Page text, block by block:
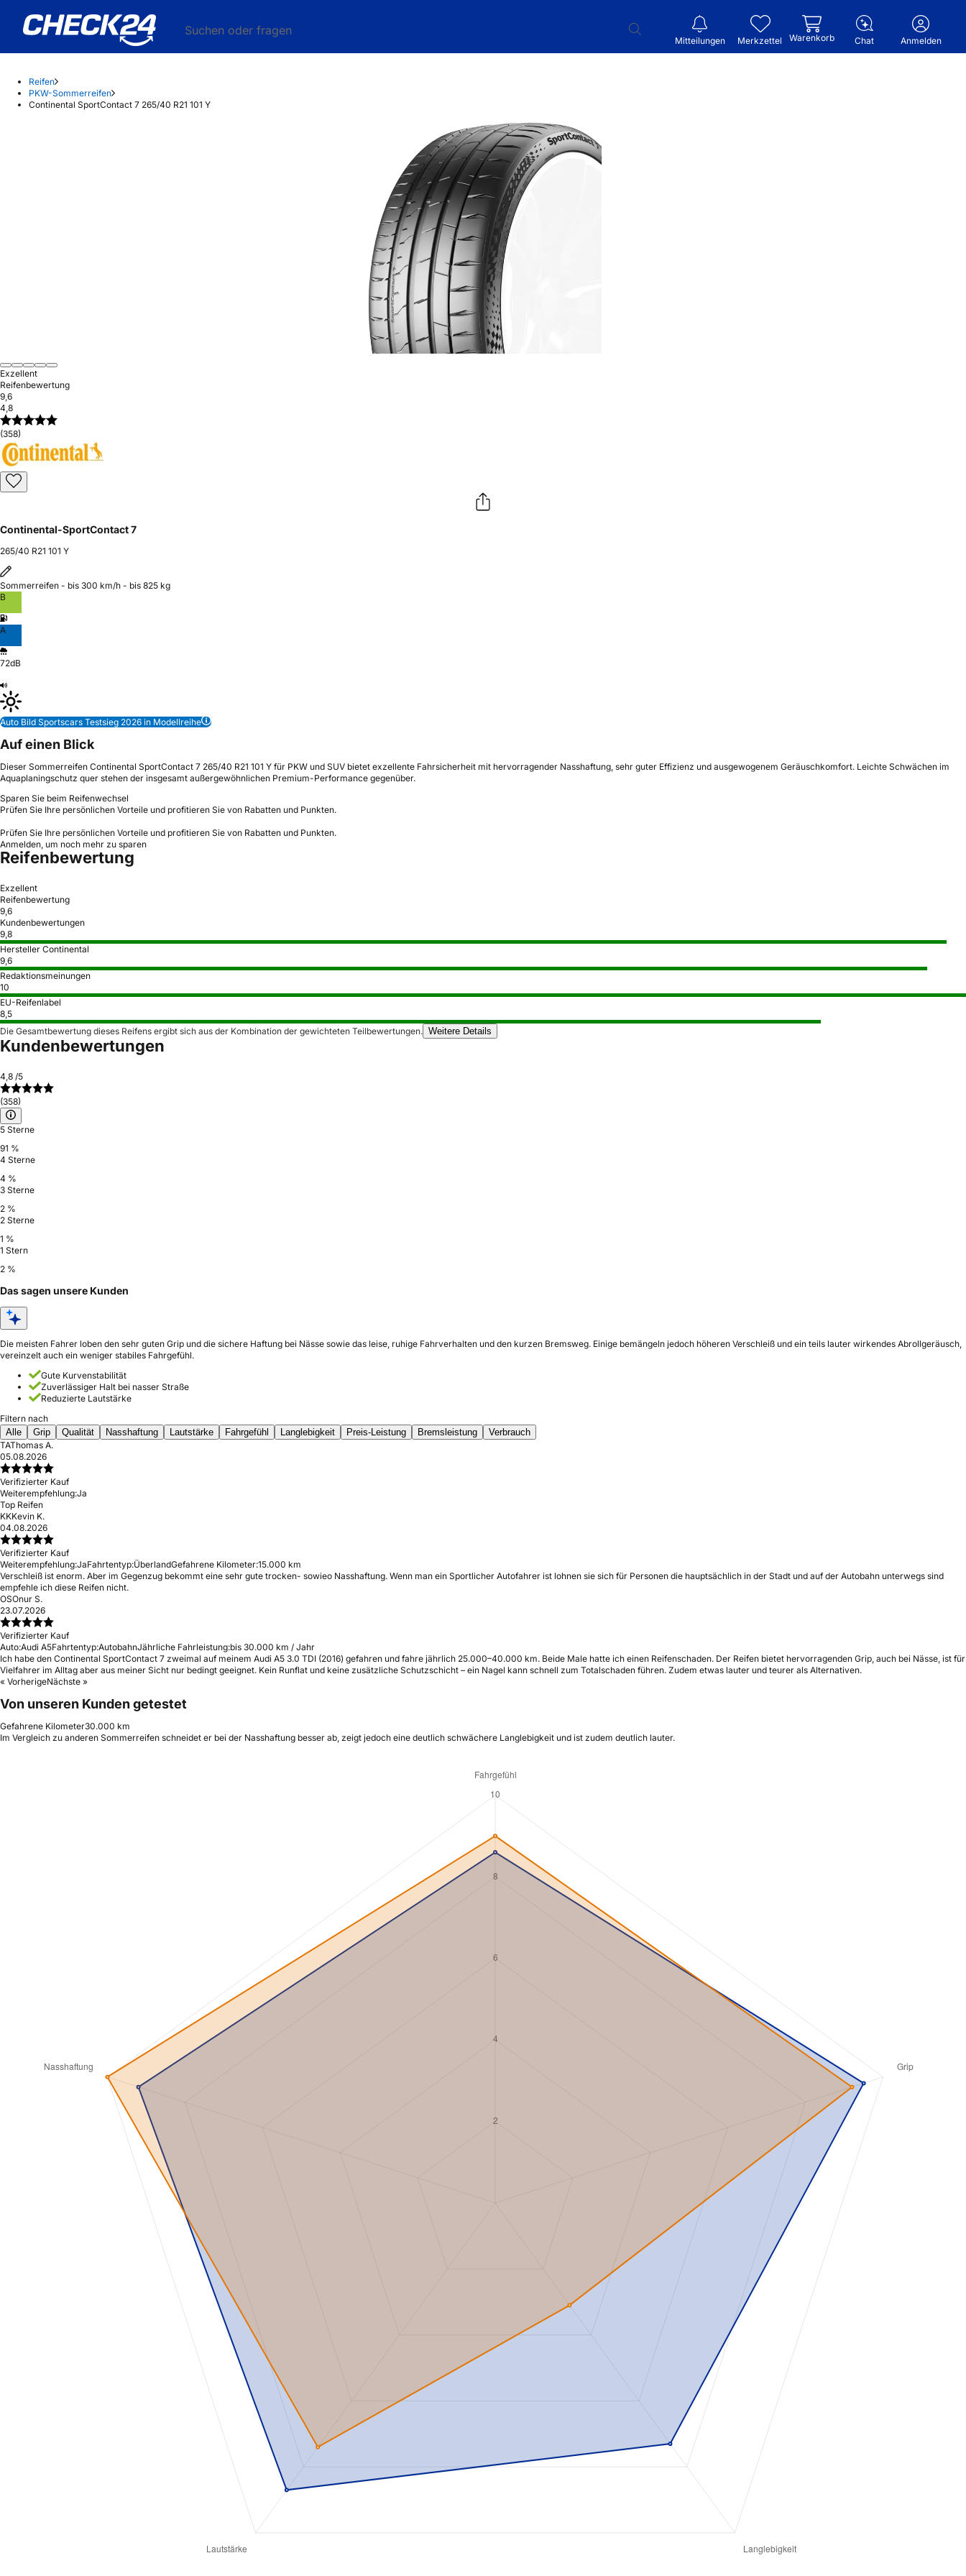
Suchen oder fragen
Mitteilungen Merkzettel Warenkorb Chat Anmelden
Reifen
PKW-Sommerreifen
Continental SportContact 7 265/40 R21 101 Y
Exzellent
Reifenbewertung
9,6
4,8
(358)
Continental-SportContact 7
265/40 R21 101 Y
Sommerreifen - bis 300 km/h - bis 825 kg
B
A
72dB
Auto Bild Sportscars Testsieg 2026 in Modellreihe
Auf einen Blick
Dieser Sommerreifen Continental SportContact 7 265/40 R21 101 Y für PKW und SUV bietet exzellente Fahrsicherheit mit hervorragender Nasshaftung, sehr guter Effizienz und ausgewogenem Geräuschkomfort. Leichte Schwächen im
Aquaplaningschutz quer stehen der insgesamt außergewöhnlichen Premium-Performance gegenüber.
Sparen Sie beim Reifenwechsel
Prüfen Sie Ihre persönlichen Vorteile und profitieren Sie von Rabatten und Punkten.
Prüfen Sie Ihre persönlichen Vorteile und profitieren Sie von Rabatten und Punkten.
Anmelden, um noch mehr zu sparen
Reifenbewertung
Exzellent
Reifenbewertung
9,6
Kundenbewertungen
9,8
Hersteller Continental
9,6
Redaktionsmeinungen
10
EU-Reifenlabel
8,5
Die Gesamtbewertung dieses Reifens ergibt sich aus der Kombination der gewichteten Teilbewertungen. Weitere Details
Kundenbewertungen
4,8 /5
(358)
5 Sterne
91 %
4 Sterne
4 %
3 Sterne
2 %
2 Sterne
1 %
1 Stern
2 %
Das sagen unsere Kunden
Die meisten Fahrer loben den sehr guten Grip und die sichere Haftung bei Nässe sowie das leise, ruhige Fahrverhalten und den kurzen Bremsweg. Einige bemängeln jedoch höheren Verschleiß und ein teils lauter wirkendes Abrollgeräusch,
vereinzelt auch ein weniger stabiles Fahrgefühl.
Gute Kurvenstabilität
Zuverlässiger Halt bei nasser Straße
Reduzierte Lautstärke
Filtern nach
Alle
Grip Qualität Nasshaftung Lautstärke Fahrgefühl Langlebigkeit Preis-Leistung Bremsleistung
Verbrauch
TAThomas A.
05.08.2026
Verifizierter Kauf
Weiterempfehlung:Ja
Top Reifen
KKKevin K.
04.08.2026
Verifizierter Kauf
Weiterempfehlung:JaFahrtentyp:ÜberlandGefahrene Kilometer:15.000 km
Verschleiß ist enorm. Aber im Gegenzug bekommt eine sehr gute trocken- sowieo Nasshaftung. Wenn man ein Sportlicher Autofahrer ist lohnen sie sich für Personen die hauptsächlich in der Stadt und auf der Autobahn unterwegs sind
empfehle ich diese Reifen nicht.
OSOnur S.
23.07.2026
Verifizierter Kauf
Auto:Audi A5Fahrtentyp:AutobahnJährliche Fahrleistung:bis 30.000 km / Jahr
Ich habe den Continental SportContact 7 zweimal auf meinem Audi A5 3.0 TDI (2016) gefahren und fahre jährlich 25.000–40.000 km. Beide Male hatte ich einen Reifenschaden. Der Reifen bietet hervorragenden Grip, auch bei Nässe, ist für
Vielfahrer im Alltag aber aus meiner Sicht nur bedingt geeignet. Kein Runflat und keine zusätzliche Schutzschicht – ein Nagel kann schnell zum Totalschaden führen. Zudem etwas lauter und teurer als Alternativen.
« VorherigeNächste »
Von unseren Kunden getestet
Gefahrene Kilometer30.000 km
Im Vergleich zu anderen Sommerreifen schneidet er bei der Nasshaftung besser ab, zeigt jedoch eine deutlich schwächere Langlebigkeit und ist zudem deutlich lauter.